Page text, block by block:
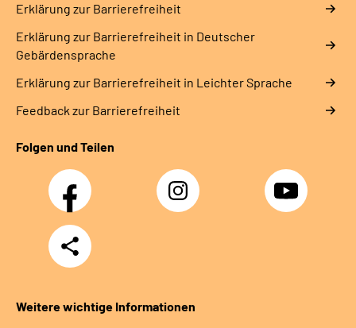
Erklärung zur Barrierefreiheit
Erklärung zur Barrierefreiheit in Deutscher
Gebärdensprache
Erklärung zur Barrierefreiheit in Leichter Sprache
Feedback zur Barrierefreiheit
Folgen und Teilen
Facebook Instagram YouTube
Teilen
Weitere wichtige Informationen